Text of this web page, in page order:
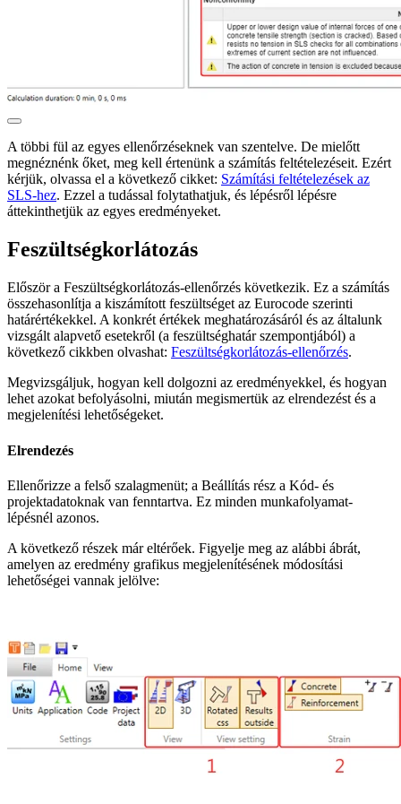
A többi fül az egyes ellenőrzéseknek van szentelve. De mielőtt
megnéznénk őket, meg kell értenünk a számítás feltételezéseit. Ezért
kérjük, olvassa el a következő cikket: Számítási feltételezések az
SLS-hez. Ezzel a tudással folytathatjuk, és lépésről lépésre
áttekinthetjük az egyes eredményeket.
Feszültségkorlátozás
Először a Feszültségkorlátozás-ellenőrzés következik. Ez a számítás
összehasonlítja a kiszámított feszültséget az Eurocode szerinti
határértékekkel. A konkrét értékek meghatározásáról és az általunk
vizsgált alapvető esetekről (a feszültséghatár szempontjából) a
következő cikkben olvashat: Feszültségkorlátozás-ellenőrzés.
Megvizsgáljuk, hogyan kell dolgozni az eredményekkel, és hogyan
lehet azokat befolyásolni, miután megismertük az elrendezést és a
megjelenítési lehetőségeket.
Elrendezés
Ellenőrizze a felső szalagmenüt; a Beállítás rész a Kód- és
projektadatoknak van fenntartva. Ez minden munkafolyamat-
lépésnél azonos.
A következő részek már eltérőek. Figyelje meg az alábbi ábrát,
amelyen az eredmény grafikus megjelenítésének módosítási
lehetőségei vannak jelölve: